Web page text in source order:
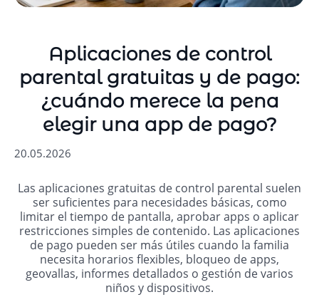
Aplicaciones de control
parental gratuitas y de pago:
¿cuándo merece la pena
elegir una app de pago?
20.05.2026
Las aplicaciones gratuitas de control parental suelen
ser suficientes para necesidades básicas, como
limitar el tiempo de pantalla, aprobar apps o aplicar
restricciones simples de contenido. Las aplicaciones
de pago pueden ser más útiles cuando la familia
necesita horarios flexibles, bloqueo de apps,
geovallas, informes detallados o gestión de varios
niños y dispositivos.